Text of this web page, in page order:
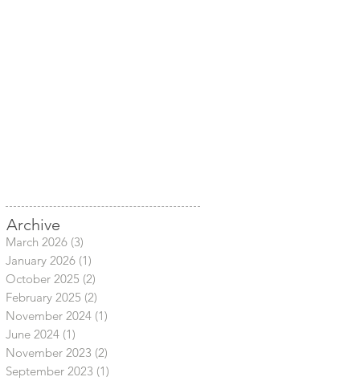
March 2026 (3)
January 2026 (1)
October 2025 (2)
February 2025 (2)
November 2024 (1)
June 2024 (1)
November 2023 (2)
September 2023 (1)
Archive